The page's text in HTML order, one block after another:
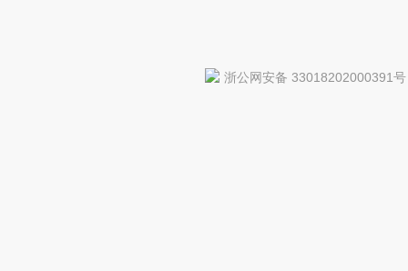
浙公网安备 33018202000391号